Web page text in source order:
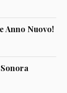
Anno Nuovo!